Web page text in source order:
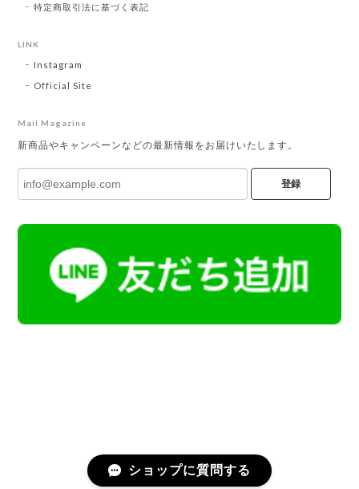
特定商取引法に基づく表記
LINK
Instagram
Official Site
Mail Magazine
新商品やキャンペーンなどの最新情報をお届けいたします。
登録
ショップに質問する